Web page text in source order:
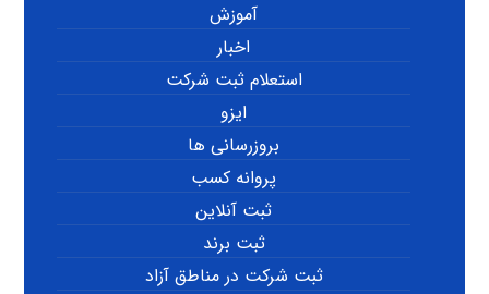
آموزش
اخبار
استعلام ثبت شرکت
ایزو
بروزرسانی ها
پروانه کسب
ثبت آنلاین
ثبت برند
ثبت شرکت در مناطق آزاد